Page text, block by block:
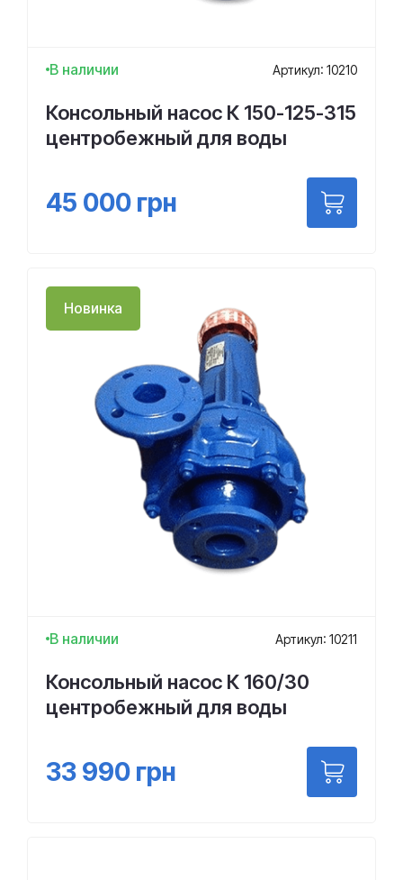
В наличии Артикул: 10210
Консольный насос К 150-125-315
центробежный для воды
45 000 грн
Новинка
В наличии Артикул: 10211
Консольный насос К 160/30
центробежный для воды
33 990 грн